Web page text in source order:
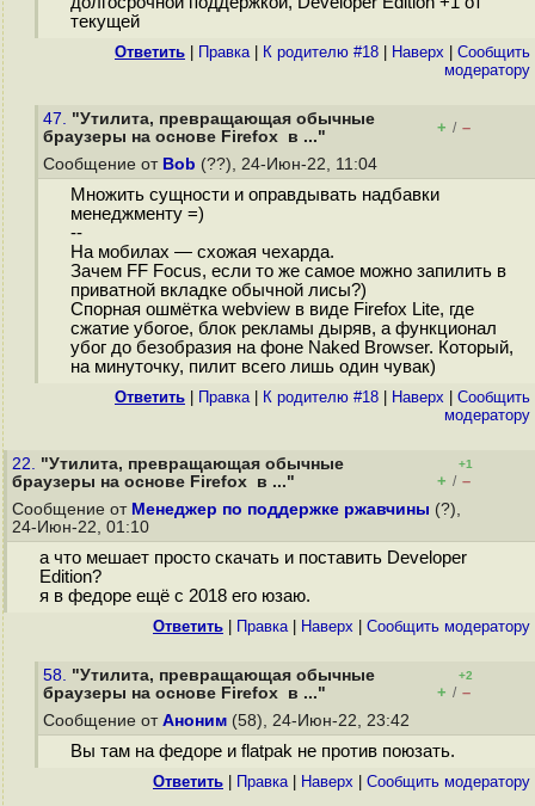
текущей
Ответить Правка| К родителю #18 Наверх
Cообщить
модератору
47. "Утилита, превращающая обычные
браузеры на основе Firefox в ..."
+ / –
Сообщение от Bob (??), 24-Июн-22, 11:04
Множить сущности и оправдывать надбавки
менеджменту =)
--
На мобилах — схожая чехарда.
Зачем FF Focus, если то же самое можно запилить в
приватной вкладке обычной лисы?)
Спорная ошмётка webview в виде Firefox Lite, где
сжатие убогое, блок рекламы дыряв, а функционал
убог до безобразия на фоне Naked Browser. Который,
на минуточку, пилит всего лишь один чувак)
Ответить Правка| К родителю #18 Наверх
Cообщить
модератору
22. "Утилита, превращающая обычные
браузеры на основе Firefox в ..."
+1
+ / –
Сообщение от Менеджер по поддержке ржавчины (?),
24-Июн-22, 01:10
а что мешает просто скачать и поставить Developer
Edition?
я в федоре ещё с 2018 его юзаю.
Ответить Правка| Наверх Cообщить модератору
58. "Утилита, превращающая обычные
браузеры на основе Firefox в ..."
+2
+ / –
Сообщение от Аноним (58), 24-Июн-22, 23:42
Вы там на федоре и flatpak не против поюзать.
Ответить Правка| Наверх Cообщить модератору